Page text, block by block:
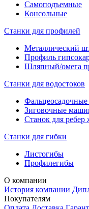
Самоподъемные
Консольные
Станки для профилей
Металлический
Профиль
Шляпный/омега
Станки для водостоков
Фальцеосадочные
Зиговочные
Станок для ребер
Станки для гибки
Листогибы
Профилегибы
О компании
История компании
Покупателям